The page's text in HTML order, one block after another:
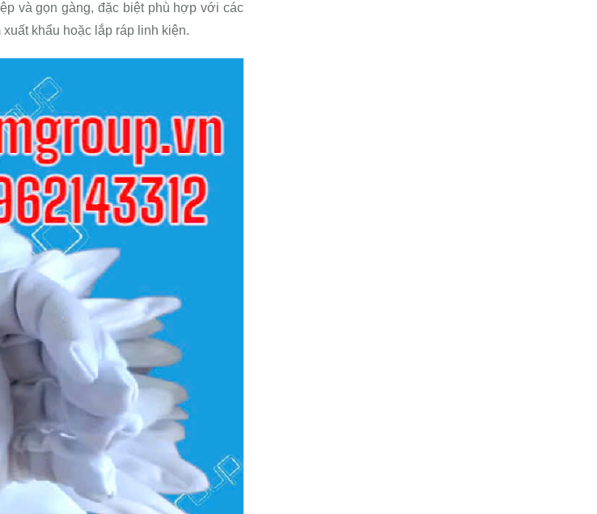
và gọn gàng, đặc biệt phù hợp với các
khẩu hoặc lắp ráp linh kiện.